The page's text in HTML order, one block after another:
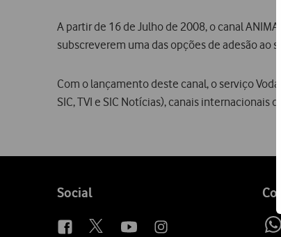
A partir de 16 de Julho de 2008, o canal
subscreverem uma das opções de adesão ao
Com o lançamento deste canal, o serviço
SIC, TVI e SIC Notícias), canais
Follow
Social